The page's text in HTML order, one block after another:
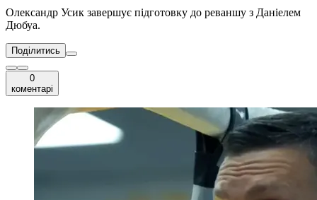
Олександр Усик завершує підготовку до реваншу з Даніелем
Дюбуа.
Поділитись
0
коментарі